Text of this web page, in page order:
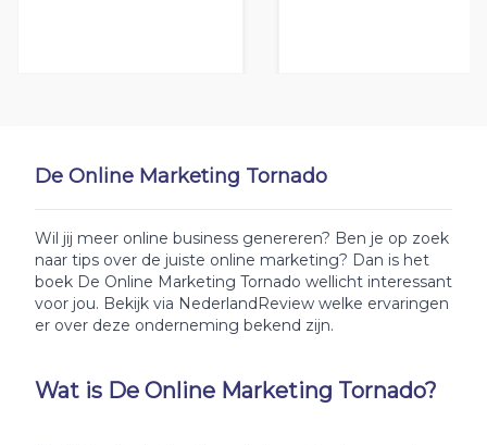
De Online Marketing Tornado
Wil jij meer online business genereren? Ben je op zoek
naar tips over de juiste online marketing? Dan is het
boek De Online Marketing Tornado wellicht interessant
voor jou. Bekijk via NederlandReview welke ervaringen
er over deze onderneming bekend zijn.
Wat is De Online Marketing Tornado?